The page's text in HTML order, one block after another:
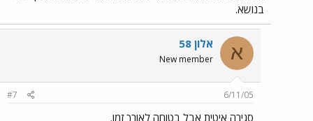
יותר היה גם כיבוד קל,עוגות או ופלים עם שתיה קלה וגם חמה למי
שרצה.הנוסעים הלכו והתמעטו עם הזמן לצערנו,והקו נסגר,וזה הוביל
לכך שגם המנחת בערד מוזנח כיום,המבנים שהיו בו ושמשו גם
כמנהלה ואולם נוסעים קטן חובלו ונהרסו.מידי פעם מתקיימים שם
אי-אלו ארועים תעופתיים בחגים,אבל לא מעבר לזה. עד כמה שידוע
לי,חברת "כנפי-העמק",היתה מעין "בסיס" להקמת חברת ישראייר
בנושא.
א אלון 58
New member
6/11/05
#7
סגירה איטית אבל בטוחה לאורך זמן.